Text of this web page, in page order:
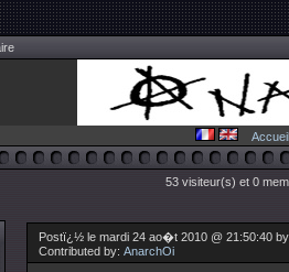
Accueil
53 visiteur(s) et 0
Postï¿½ le mardi 24 ao�t 2010 @ 21:50:40
Contributed by: AnarchOi